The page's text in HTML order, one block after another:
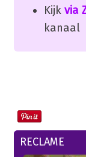
Kijk via
kanaal
RECLAME